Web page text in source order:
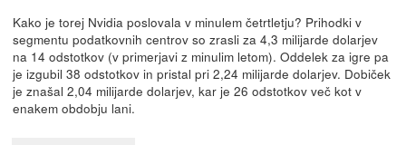
Kako je torej Nvidia poslovala v minulem četrtletju? Prihodki v
segmentu podatkovnih centrov so zrasli za 4,3 milijarde dolarjev
na 14 odstotkov (v primerjavi z minulim letom). Oddelek za igre pa
je izgubil 38 odstotkov in pristal pri 2,24 milijarde dolarjev. Dobiček
je znašal 2,04 milijarde dolarjev, kar je 26 odstotkov več kot v
enakem obdobju lani.